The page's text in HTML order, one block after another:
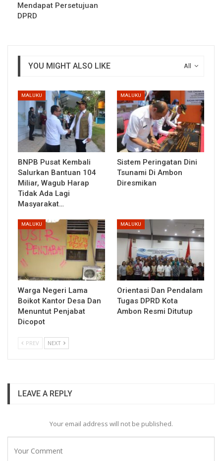
Mendapat Persetujuan
DPRD
All
YOU MIGHT ALSO LIKE
MALUKU
BNPB Pusat Kembali
Salurkan Bantuan 104
Miliar, Wagub Harap
Tidak Ada Lagi
Masyarakat…
MALUKU
Sistem Peringatan Dini
Tsunami Di Ambon
Diresmikan
MALUKU
Warga Negeri Lama
Boikot Kantor Desa Dan
Menuntut Penjabat
Dicopot
MALUKU
Orientasi Dan Pendalam
Tugas DPRD Kota
Ambon Resmi Ditutup
PREV NEXT
LEAVE A REPLY
Your email address will not be published.